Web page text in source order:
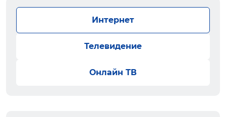
Интернет
Телевидение
Онлайн ТВ